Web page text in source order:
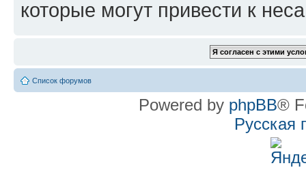
которые могут привести к
Список форумов
Powered by phpBB®
Русская